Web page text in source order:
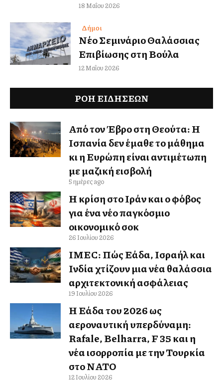
18 Μαΐου 2026
Δήμοι
Νέο Σεμινάριο Θαλάσσιας
Επιβίωσης στη Βούλα
12 Μαΐου 2026
ΡΟΗ ΕΙΔΉΣΕΩΝ
Από τον Έβρο στη Θεούτα: Η
Ισπανία δεν έμαθε το μάθημα
κι η Ευρώπη είναι αντιμέτωπη
με μαζική εισβολή
5 ημέρες ago
Η κρίση στο Ιράν και ο φόβος
για ένα νέο παγκόσμιο
οικονομικό σοκ
26 Ιουλίου 2026
IMEC: Πώς Ελλάδα, Ισραήλ και
Ινδία χτίζουν μια νέα θαλάσσια
αρχιτεκτονική ασφάλειας
19 Ιουλίου 2026
Η Ελλάδα του 2026 ως
αεροναυτική υπερδύναμη:
Rafale, Belharra, F 35 και η
νέα ισορροπία με την Τουρκία
στο ΝΑΤΟ
12 Ιουλίου 2026